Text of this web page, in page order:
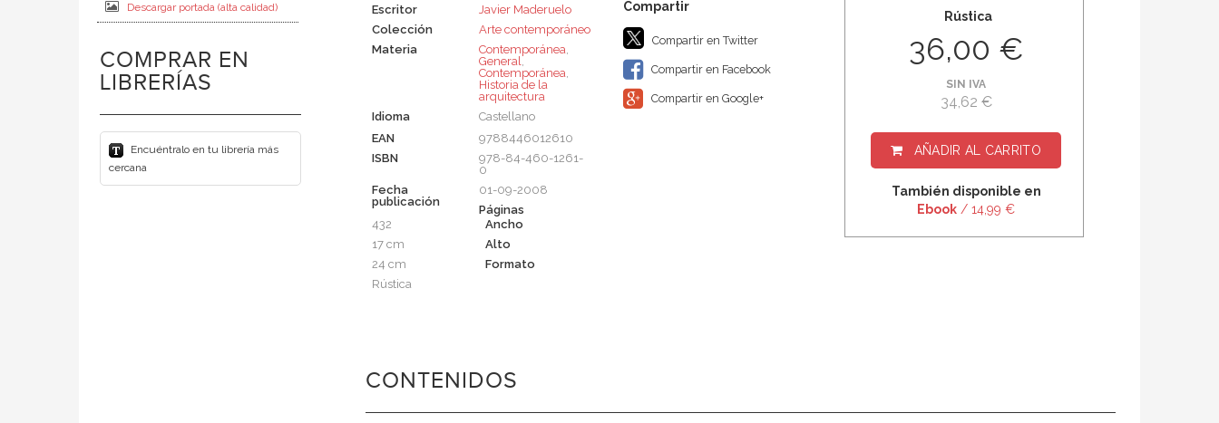
Descargar portada (alta calidad)
COMPRAR EN
LIBRERÍAS
Encuéntralo en tu librería más
cercana
Escritor
Javier Maderuelo
Colección
Arte contemporáneo
Materia
Contemporánea,
General,
Contemporánea,
Historia de la
arquitectura
Idioma
Castellano
EAN
9788446012610
ISBN
978-84-460-1261-
0
Fecha
publicación
01-09-2008
Páginas
432
Ancho
17 cm
Alto
24 cm
Formato
Rústica
Compartir en Twitter
Compartir en Facebook
Compartir en Google+
Rústica
36,00 €
SIN IVA
34,62 €
AÑADIR AL CARRITO
También disponible en
Ebook / 14,99 €
CONTENIDOS